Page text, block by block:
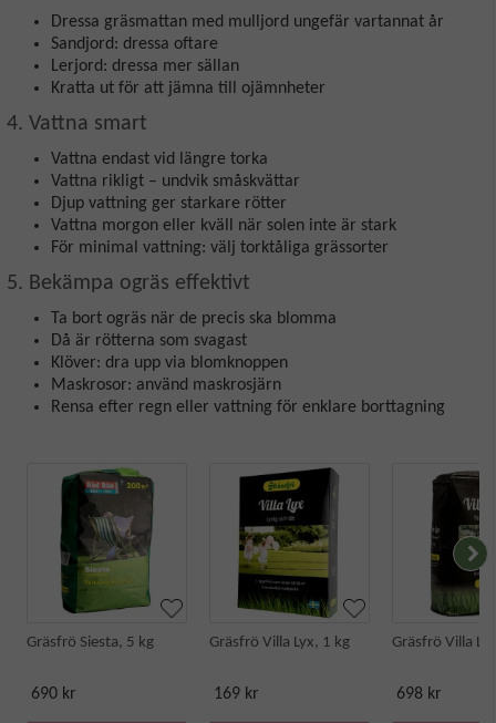
Dressa gräsmattan med mulljord ungefär vartannat år
Sandjord: dressa oftare
Lerjord: dressa mer sällan
Kratta ut för att jämna till ojämnheter
4. Vattna smart
Vattna endast vid längre torka
Vattna rikligt – undvik småskvättar
Djup vattning ger starkare rötter
Vattna morgon eller kväll när solen inte är stark
För minimal vattning: välj torktåliga grässorter
5. Bekämpa ogräs effektivt
Ta bort ogräs när de precis ska blomma
Då är rötterna som svagast
Klöver: dra upp via blomknoppen
Maskrosor: använd maskrosjärn
Rensa efter regn eller vattning för enklare borttagning
Gräsfrö Siesta, 5 kg
690 kr
Gräsfrö Villa Lyx, 1 kg
169 kr
Gräsfrö Villa
698 kr